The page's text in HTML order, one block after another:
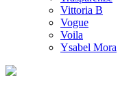
Vittoria B
Vogue
Voila
Ysabel Mora